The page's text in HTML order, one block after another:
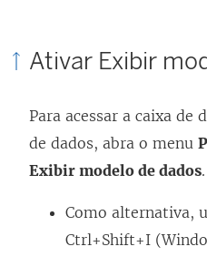
Ativar Exibir
Para acessar a caixa de
de dados, abra o menu
Exibir modelo de dados.
Como alternativa,
Ctrl+Shift+I